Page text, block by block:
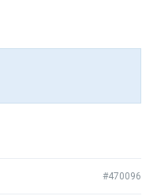
#470096